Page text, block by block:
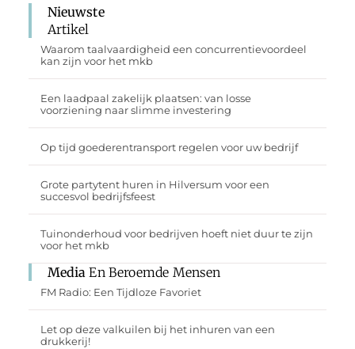
Nieuwste
Artikel
Waarom taalvaardigheid een concurrentievoordeel
kan zijn voor het mkb
Een laadpaal zakelijk plaatsen: van losse
voorziening naar slimme investering
Op tijd goederentransport regelen voor uw bedrijf
Grote partytent huren in Hilversum voor een
succesvol bedrijfsfeest
Tuinonderhoud voor bedrijven hoeft niet duur te zijn
voor het mkb
Media En Beroemde Mensen
FM Radio: Een Tijdloze Favoriet
Let op deze valkuilen bij het inhuren van een
drukkerij!